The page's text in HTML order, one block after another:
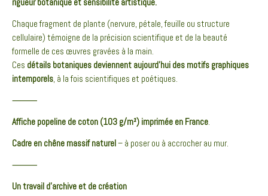
Chaque fragment de plante (nervure, pétale, feuille ou structure
cellulaire) témoigne de la précision scientifique et de la beauté
formelle de ces œuvres gravées à la main.
Ces détails botaniques deviennent aujourd’hui des motifs graphiques
intemporels, à la fois scientifiques et poétiques.
⸻
Affiche popeline de coton (103 g/m²) imprimée en France.
Cadre en chêne massif naturel– à poser ou à accrocher au mur.
⸻
Un travail d’archive et de création